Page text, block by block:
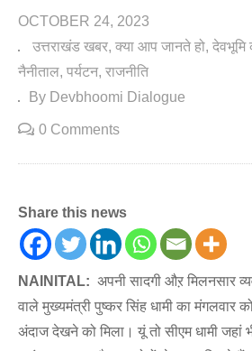
OCTOBER 24, 2023
उत्तराखंड खबर क्या आप जानते हो देवभूमि
नैनीताल पर्यटन राजनीति
By Devbhoomi Dialogue
0 Comments
Share this news
NAINITAL: अपनी सादगी औऱ मिलनसार
वाले मुख्यमंत्री पुष्कर सिंह धामी का मंगलवार
अंदाज देखने को मिला। यूं तो सीएम धामी जहां